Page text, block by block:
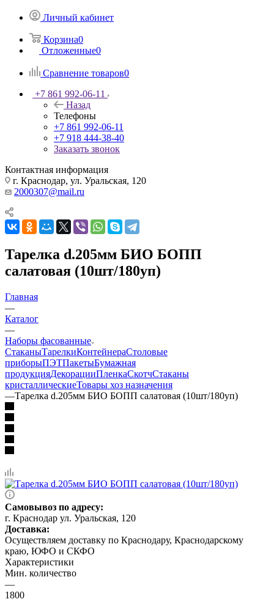
Личный кабинет
Корзина0
Отложенные0
Сравнение товаров0
+7 861 992-06-11
Назад
Телефоны
+7 861 992-06-11
+7 918 444-38-40
Заказать звонок
Контактная информация
г. Краснодар, ул. Уральская, 120
2000307@mail.ru
Тарелка d.205мм БИО БОПП
салатовая (10шт/180уп)
Главная
—
Каталог
—
Наборы фасованные
СтаканыТарелкиКонтейнераСтоловые
приборыПЭТПакетыБумажная
продукцияДекорацииПленкаСкотчСтаканы
кристаллическиеТовары хоз назначения
—Тарелка d.205мм БИО БОПП салатовая (10шт/180уп)
Самовывоз по адресу:
г. Краснодар ул. Уральская, 120
Доставка:
Осуществляем доставку по Краснодару, Краснодарскому
краю, ЮФО и СКФО
Характеристики
Мин. количество
—
1800